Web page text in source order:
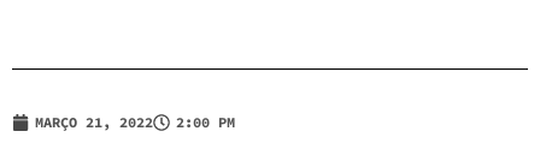
MARÇO 21, 2022 2:00 PM